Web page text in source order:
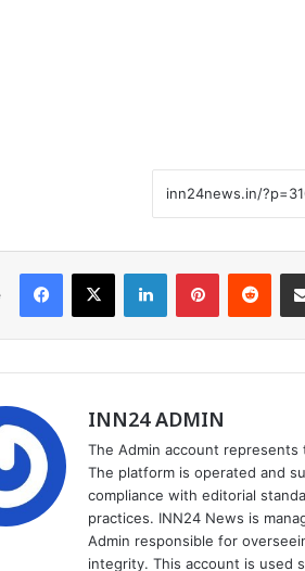
Facebook
X LinkedInPinterest
INN24 ADMIN
The Admin account
The platform is operated and
compliance with editorial
practices. INN24 News is
Admin responsible for
integrity. This account is used